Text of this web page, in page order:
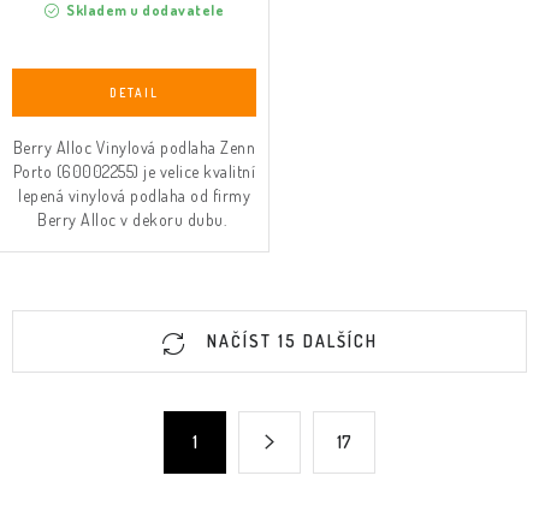
Skladem u dodavatele
Berry Alloc Vinylová podlaha Zenn
Porto (60002255) je velice kvalitní
lepená vinylová podlaha od firmy
Berry Alloc v dekoru dubu.
NAČÍST 15 DALŠÍCH
1 17